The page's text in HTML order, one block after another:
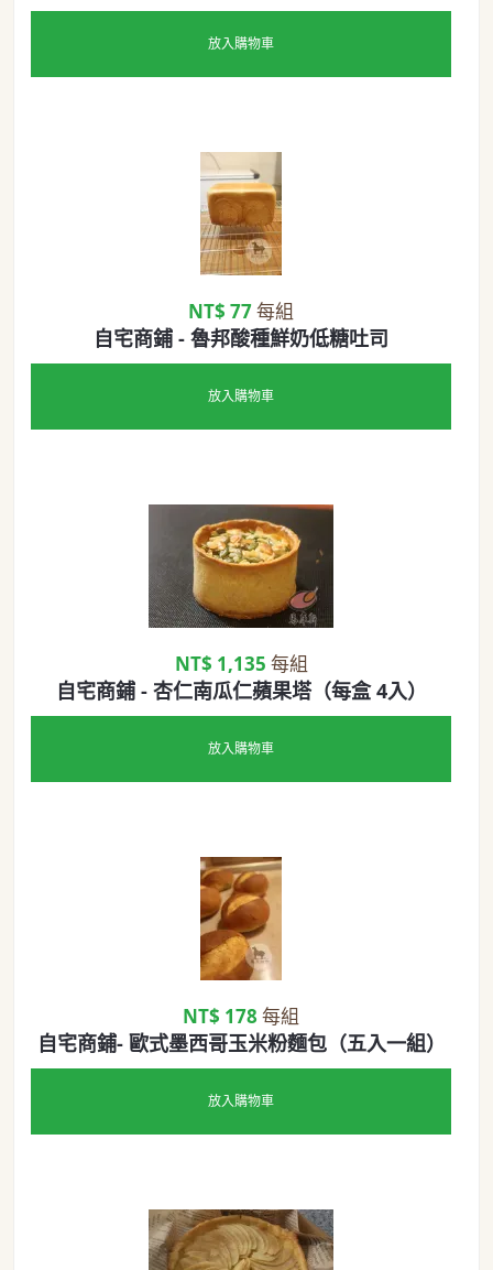
放入購物車
NT$ 77每組
自宅商鋪 - 魯邦酸種鮮奶低糖吐司
放入購物車
NT$ 1,135 每組
自宅商鋪 - 杏仁南瓜仁蘋果塔（每盒 4入）
放入購物車
NT$ 178 每組
自宅商鋪- 歐式墨西哥玉米粉麵包（五入一組）
放入購物車